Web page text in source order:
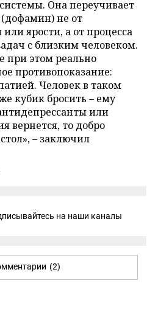
Она переучивает
(дофамин) не от
ярости, а от процесса
с близким человеком.
при этом реально
противопоказание:
Человек в таком
кубик бросить – ему
или
вернется, то добро
– заключил
на наши каналы
(2)